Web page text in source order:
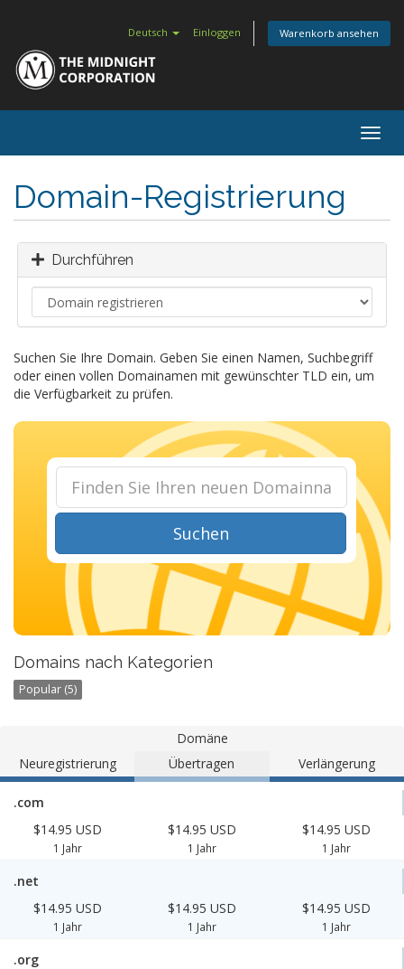
Deutsch Einloggen Warenkorb ansehen
Domain-Registrierung
Durchführen
Suchen Sie Ihre Domain. Geben Sie einen Namen, Suchbegriff
oder einen vollen Domainamen mit gewünschter TLD ein, um
die Verfügbarkeit zu prüfen.
Suchen
Domains nach Kategorien
Popular (5)
Domäne
Neuregistrierung
Übertragen Verlängerung
.com
$14.95 USD
1 Jahr
$14.95 USD
1 Jahr
$14.95 USD
1 Jahr
.net
$14.95 USD
1 Jahr
$14.95 USD
1 Jahr
$14.95 USD
1 Jahr
.org